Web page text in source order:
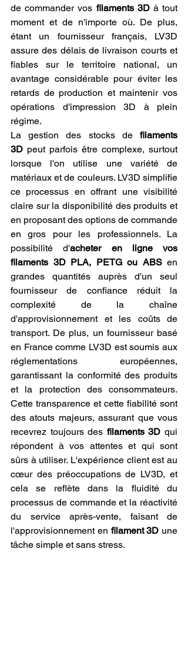
de commander vos filaments 3D à tout
moment et de n'importe où. De plus,
étant un fournisseur français, LV3D
assure des délais de livraison courts et
fiables sur le territoire national, un
avantage considérable pour éviter les
retards de production et maintenir vos
opérations d'impression 3D à plein
régime.
La gestion des stocks de filaments
3D peut parfois être complexe, surtout
lorsque l'on utilise une variété de
matériaux et de couleurs. LV3D simplifie
ce processus en offrant une visibilité
claire sur la disponibilité des produits et
en proposant des options de commande
en gros pour les professionnels. La
possibilité d'acheter en ligne vos
filaments 3D PLA, PETG ou ABS en
grandes quantités auprès d'un seul
fournisseur de confiance réduit la
complexité de la chaîne
d'approvisionnement et les coûts de
transport. De plus, un fournisseur basé
en France comme LV3D est soumis aux
réglementations européennes,
garantissant la conformité des produits
et la protection des consommateurs.
Cette transparence et cette fiabilité sont
des atouts majeurs, assurant que vous
recevrez toujours des filaments 3D qui
répondent à vos attentes et qui sont
sûrs à utiliser. L'expérience client est au
cœur des préoccupations de LV3D, et
cela se reflète dans la fluidité du
processus de commande et la réactivité
du service après-vente, faisant de
l'approvisionnement en filament 3D une
tâche simple et sans stress.